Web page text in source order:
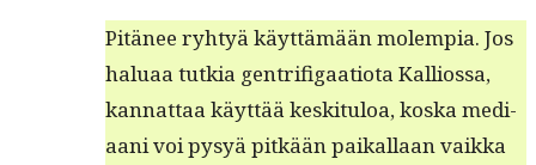
Pitänee ryhtyä käyt­tämään molem­pia. Jos
halu­aa tutkia gen­tri­fi­gaa­tio­ta Kallios­sa,
kan­nat­taa käyt­tää keski­t­u­loa, kos­ka medi­
aani voi pysyä pitkään paikallaan vaik­ka